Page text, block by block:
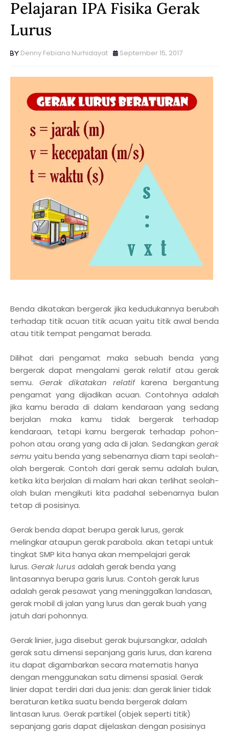
Pelajaran IPA Fisika Gerak
Lurus
Denny Febiana Nurhidayat September 15, 2017
Benda dikatakan bergerak jika kedudukannya berubah
terhadap titik acuan titik acuan yaitu titik awal benda
atau titik tempat pengamat berada.
Dilihat dari pengamat maka sebuah benda yang
bergerak dapat mengalami gerak relatif atau gerak
semu. Gerak dikatakan relatif karena bergantung
pengamat yang dijadikan acuan. Contohnya adalah
jika kamu berada di dalam kendaraan yang sedang
berjalan maka kamu tidak bergerak terhadap
kendaraan, tetapi kamu bergerak terhadap pohon-
pohon atau orang yang ada di jalan. Sedangkan gerak
semu yaitu benda yang sebenarnya diam tapi seolah-
olah bergerak. Contoh dari gerak semu adalah bulan,
ketika kita berjalan di malam hari akan terlihat seolah-
olah bulan mengikuti kita padahal sebenarnya bulan
tetap di posisinya.
Gerak benda dapat berupa gerak lurus, gerak
melingkar ataupun gerak parabola. akan tetapi untuk
tingkat SMP kita hanya akan mempelajari gerak
lurus. Gerak lurus adalah gerak benda yang
lintasannya berupa garis lurus. Contoh gerak lurus
adalah gerak pesawat yang meninggalkan landasan,
gerak mobil di jalan yang lurus dan gerak buah yang
jatuh dari pohonnya.
Gerak linier, juga disebut gerak bujursangkar, adalah
gerak satu dimensi sepanjang garis lurus, dan karena
itu dapat digambarkan secara matematis hanya
dengan menggunakan satu dimensi spasial. Gerak
linier dapat terdiri dari dua jenis: dan gerak linier tidak
beraturan ketika suatu benda bergerak dalam
lintasan lurus. Gerak partikel (objek seperti titik)
sepanjang garis dapat dijelaskan dengan posisinya